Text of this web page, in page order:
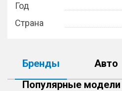
Год
Страна
Бренды
Авто
Популярные модели